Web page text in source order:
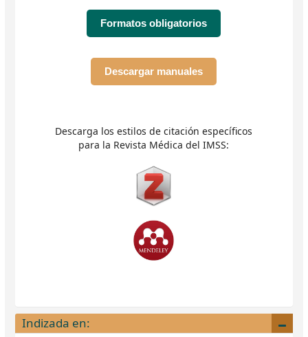
Formatos obligatorios
Descargar manuales
Descarga los estilos de citación específicos
para la Revista Médica del IMSS:
Indizada en: